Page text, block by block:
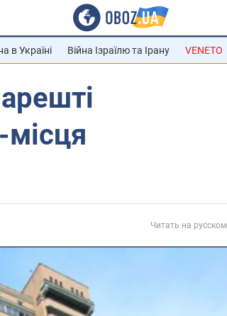
в Україні Війна Ізраїлю та Ірану VENETO
Читать на русском